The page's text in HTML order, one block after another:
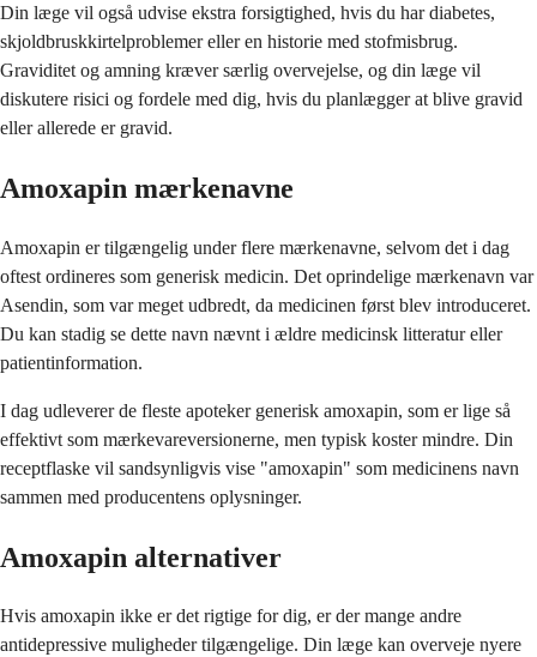
Din læge vil også udvise ekstra forsigtighed, hvis du har diabetes,
skjoldbruskkirtelproblemer eller en historie med stofmisbrug.
Graviditet og amning kræver særlig overvejelse, og din læge vil
diskutere risici og fordele med dig, hvis du planlægger at blive gravid
eller allerede er gravid.
Amoxapin mærkenavne
Amoxapin er tilgængelig under flere mærkenavne, selvom det i dag
oftest ordineres som generisk medicin. Det oprindelige mærkenavn var
Asendin, som var meget udbredt, da medicinen først blev introduceret.
Du kan stadig se dette navn nævnt i ældre medicinsk litteratur eller
patientinformation.
I dag udleverer de fleste apoteker generisk amoxapin, som er lige så
effektivt som mærkevareversionerne, men typisk koster mindre. Din
receptflaske vil sandsynligvis vise "amoxapin" som medicinens navn
sammen med producentens oplysninger.
Amoxapin alternativer
Hvis amoxapin ikke er det rigtige for dig, er der mange andre
antidepressive muligheder tilgængelige. Din læge kan overveje nyere